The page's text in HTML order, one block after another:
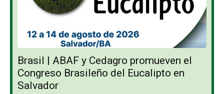
Brasil | ABAF y Cedagro promueven el
Congreso Brasileño del Eucalipto en
Salvador